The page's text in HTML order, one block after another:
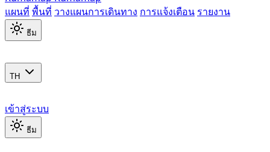
แผนที่ พื้นที่ วางแผนการเดินทาง การแจ้งเตือน รายงาน
ธีม
TH
เข้าสู่ระบบ
ธีม